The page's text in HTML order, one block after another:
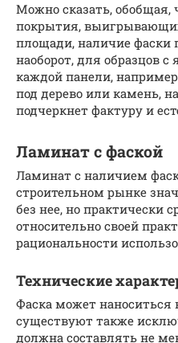
Можно сказать, обобщая,
покрытия,
площади, наличие фаски
наоборот, для образцов
каждой панели,
под дерево или камень,
подчеркнет фактуру и
Ламинат с фаской
Ламинат с наличием
строительном рынке
без нее, но практически
относительно своей
рациональности
Технические
Фаска может
существуют также
должна составлять не